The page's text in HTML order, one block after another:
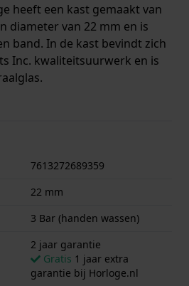
heeft een kast gemaakt van
diameter van 22 mm en is
band. In de kast bevindt zich
Inc. kwaliteitsuurwerk en is
7613272689359
22 mm
3 Bar (handen wassen)
2 jaar garantie
Gratis 1 jaar extra
garantie bij Horloge.nl